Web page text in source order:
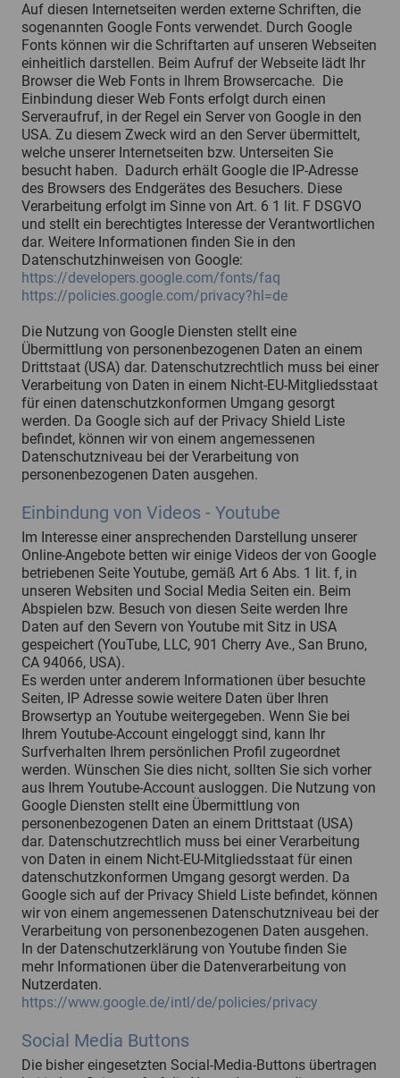
Auf diesen Internetseiten werden externe Schriften, die
sogenannten Google Fonts verwendet. Durch Google
Fonts können wir die Schriftarten auf unseren Webseiten
einheitlich darstellen. Beim Aufruf der Webseite lädt Ihr
Browser die Web Fonts in Ihrem Browsercache. Die
Einbindung dieser Web Fonts erfolgt durch einen
Serveraufruf, in der Regel ein Server von Google in den
USA. Zu diesem Zweck wird an den Server übermittelt,
welche unserer Internetseiten bzw. Unterseiten Sie
besucht haben. Dadurch erhält Google die IP-Adresse
des Browsers des Endgerätes des Besuchers. Diese
Verarbeitung erfolgt im Sinne von Art. 6 1 lit. F DSGVO
und stellt ein berechtigtes Interesse der Verantwortlichen
dar. Weitere Informationen finden Sie in den
Datenschutzhinweisen von Google:
https://developers.google.com/fonts/faq
https://policies.google.com/privacy?hl=de
Die Nutzung von Google Diensten stellt eine
Übermittlung von personenbezogenen Daten an einem
Drittstaat (USA) dar. Datenschutzrechtlich muss bei einer
Verarbeitung von Daten in einem Nicht-EU-Mitgliedsstaat
für einen datenschutzkonformen Umgang gesorgt
werden. Da Google sich auf der Privacy Shield Liste
befindet, können wir von einem angemessenen
Datenschutzniveau bei der Verarbeitung von
personenbezogenen Daten ausgehen.
Einbindung von Videos - Youtube
Im Interesse einer ansprechenden Darstellung unserer
Online-Angebote betten wir einige Videos der von Google
betriebenen Seite Youtube, gemäß Art 6 Abs. 1 lit. f, in
unseren Websiten und Social Media Seiten ein. Beim
Abspielen bzw. Besuch von diesen Seite werden Ihre
Daten auf den Severn von Youtube mit Sitz in USA
gespeichert (YouTube, LLC, 901 Cherry Ave., San Bruno,
CA 94066, USA).
Es werden unter anderem Informationen über besuchte
Seiten, IP Adresse sowie weitere Daten über Ihren
Browsertyp an Youtube weitergegeben. Wenn Sie bei
Ihrem Youtube-Account eingeloggt sind, kann Ihr
Surfverhalten Ihrem persönlichen Profil zugeordnet
werden. Wünschen Sie dies nicht, sollten Sie sich vorher
aus Ihrem Youtube-Account ausloggen. Die Nutzung von
Google Diensten stellt eine Übermittlung von
personenbezogenen Daten an einem Drittstaat (USA)
dar. Datenschutzrechtlich muss bei einer Verarbeitung
von Daten in einem Nicht-EU-Mitgliedsstaat für einen
datenschutzkonformen Umgang gesorgt werden. Da
Google sich auf der Privacy Shield Liste befindet, können
wir von einem angemessenen Datenschutzniveau bei der
Verarbeitung von personenbezogenen Daten ausgehen.
In der Datenschutzerklärung von Youtube finden Sie
mehr Informationen über die Datenverarbeitung von
Nutzerdaten.
https://www.google.de/intl/de/policies/privacy
Social Media Buttons
Die bisher eingesetzten Social-Media-Buttons übertragen